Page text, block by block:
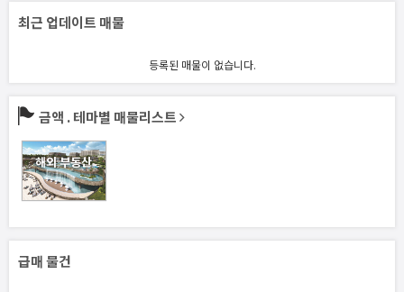
최근 업데이트 매물
등록된 매물이 없습니다.
금액 . 테마별 매물리스트
해외 부동산
급매 물건